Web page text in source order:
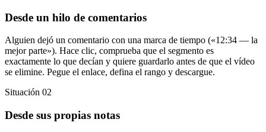
Desde un hilo de comentarios
Alguien dejó un comentario con una marca de tiempo («12:34 — la
mejor parte»). Hace clic, comprueba que el segmento es
exactamente lo que decían y quiere guardarlo antes de que el vídeo
se elimine. Pegue el enlace, defina el rango y descargue.
Situación 02
Desde sus propias notas